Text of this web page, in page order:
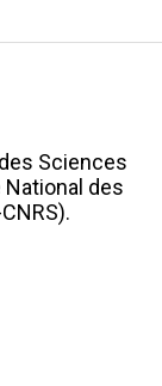
Sciences
des